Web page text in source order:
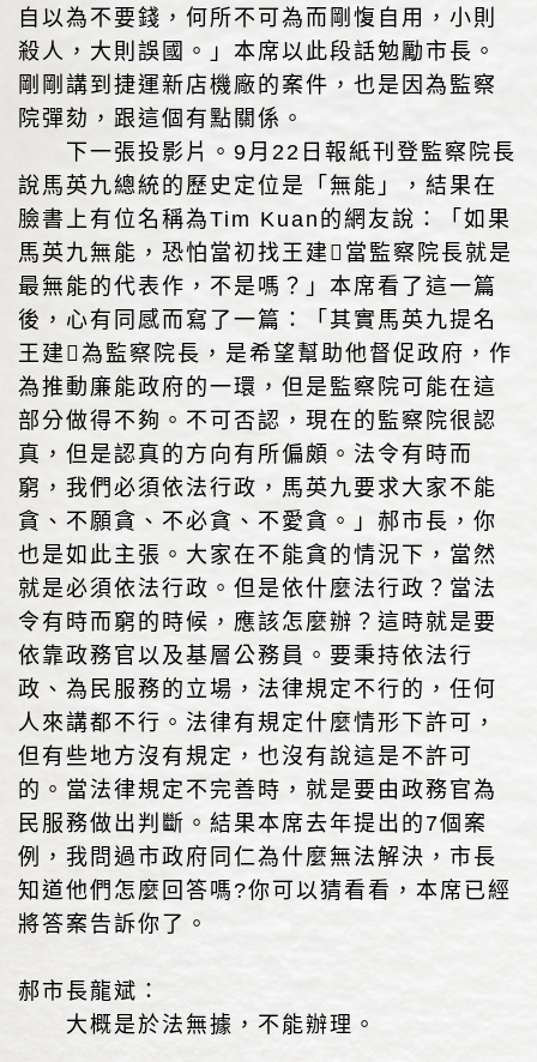
自以為不要錢，何所不可為而剛愎自用，小則
殺人，大則誤國。」本席以此段話勉勵市長。
剛剛講到捷運新店機廠的案件，也是因為監察
院彈劾，跟這個有點關係。
下一張投影片。9月22日報紙刊登監察院長
說馬英九總統的歷史定位是「無能」，結果在
臉書上有位名稱為Tim Kuan的網友說：「如果
馬英九無能，恐怕當初找王建當監察院長就是
最無能的代表作，不是嗎？」本席看了這一篇
後，心有同感而寫了一篇：「其實馬英九提名
王建為監察院長，是希望幫助他督促政府，作
為推動廉能政府的一環，但是監察院可能在這
部分做得不夠。不可否認，現在的監察院很認
真，但是認真的方向有所偏頗。法令有時而
窮，我們必須依法行政，馬英九要求大家不能
貪、不願貪、不必貪、不愛貪。」郝市長，你
也是如此主張。大家在不能貪的情況下，當然
就是必須依法行政。但是依什麼法行政？當法
令有時而窮的時候，應該怎麼辦？這時就是要
依靠政務官以及基層公務員。要秉持依法行
政、為民服務的立場，法律規定不行的，任何
人來講都不行。法律有規定什麼情形下許可，
但有些地方沒有規定，也沒有說這是不許可
的。當法律規定不完善時，就是要由政務官為
民服務做出判斷。結果本席去年提出的7個案
例，我問過市政府同仁為什麼無法解決，市長
知道他們怎麼回答嗎?你可以猜看看，本席已經
將答案告訴你了。
郝市長龍斌：
大概是於法無據，不能辦理。